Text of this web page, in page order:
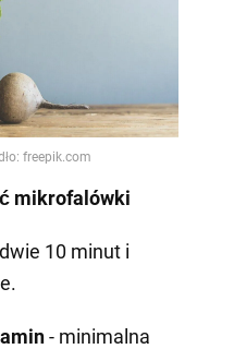
mikrofalówki
10 minut i
- minimalna